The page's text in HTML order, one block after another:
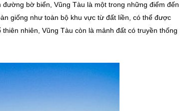
bờ biển, Vũng Tàu là một trong những điểm đến
giống như toàn bộ khu vực từ đất liền, có thể được
nhiên, Vũng Tàu còn là mảnh đất có truyền thống